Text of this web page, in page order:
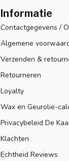
Informatie
Contactgegevens /
Algemene
Verzenden &
Retourneren
Loyalty
Wax en Geurolie-
Privacybeleid De
Klachten
Echtheid Reviews